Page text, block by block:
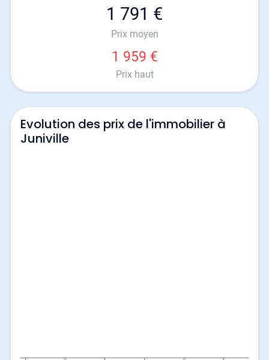
1 791 €
Prix moyen
1 959 €
Prix haut
Evolution des prix de l'immobilier à
Juniville